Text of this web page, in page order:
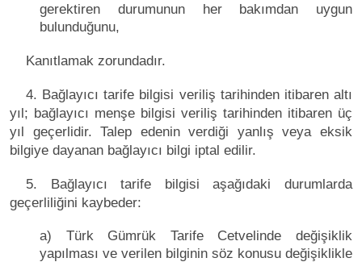
gerektiren durumunun her bakımdan uygun
bulunduğunu,
Kanıtlamak zorundadır.
4. Bağlayıcı tarife bilgisi veriliş tarihinden itibaren altı
yıl; bağlayıcı menşe bilgisi veriliş tarihinden itibaren üç
yıl geçerlidir. Talep edenin verdiği yanlış veya eksik
bilgiye dayanan bağlayıcı bilgi iptal edilir.
5. Bağlayıcı tarife bilgisi aşağıdaki durumlarda
geçerliliğini kaybeder:
a) Türk Gümrük Tarife Cetvelinde değişiklik
yapılması ve verilen bilginin söz konusu değişiklikle